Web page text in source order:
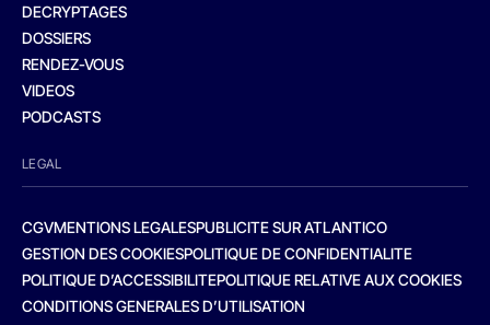
DECRYPTAGES
DOSSIERS
RENDEZ-VOUS
VIDEOS
PODCASTS
LEGAL
CGVMENTIONS LEGALESPUBLICITE SUR ATLANTICO
GESTION DES COOKIESPOLITIQUE DE CONFIDENTIALITE
POLITIQUE D’ACCESSIBILITEPOLITIQUE RELATIVE AUX COOKIES
CONDITIONS GENERALES D’UTILISATION